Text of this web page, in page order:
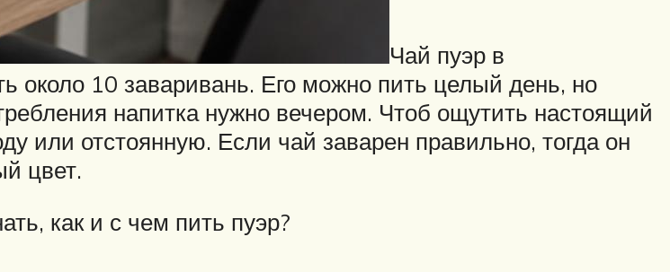
Чай пуэр в
около 10 заваривань. Его можно пить целый день, но
напитка нужно вечером. Чтоб ощутить настоящий
или отстоянную. Если чай заварен правильно, тогда он
цвет.
как и с чем пить пуэр?